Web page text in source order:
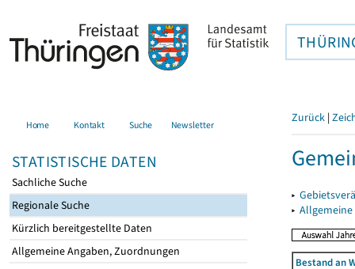
Home Kontakt Suche Newsletter
STATISTISCHE DATEN
Sachliche Suche
Regionale Suche
Kürzlich bereitgestellte Daten
Allgemeine Angaben, Zuordnungen
Zurück |
▸
▸
Bestand an